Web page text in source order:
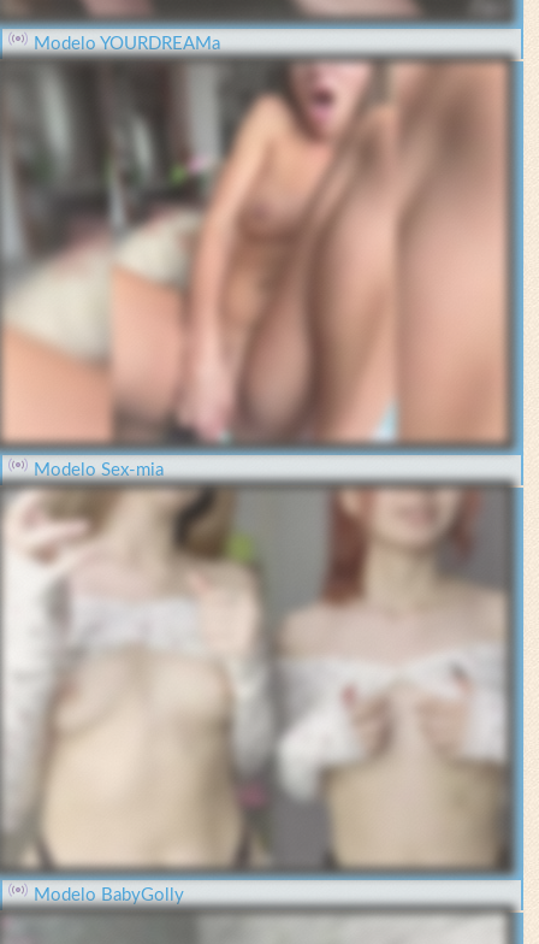
Modelo YOURDREAMa
Modelo Sex-mia
Modelo BabyGolly